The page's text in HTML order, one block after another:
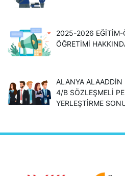
2025-2026 EĞİTİM-
ÖĞRETİMİ
ALANYA ALAADDİN
4/B SÖZLEŞMELİ
YERLEŞTİRME